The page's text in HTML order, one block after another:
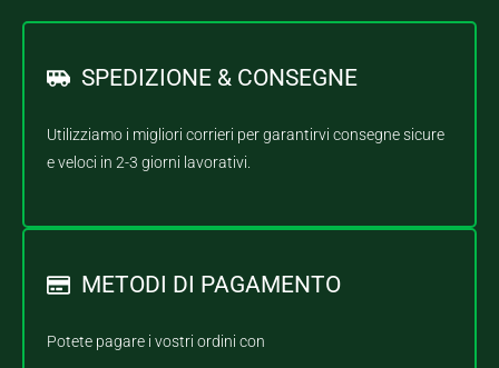
SPEDIZIONE & CONSEGNE
Utilizziamo i migliori corrieri per garantirvi consegne sicure
e veloci in 2-3 giorni lavorativi.
METODI DI PAGAMENTO
Potete pagare i vostri ordini con